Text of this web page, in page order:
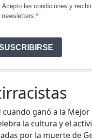
ganó a la
la cultura y el
por la muerte de